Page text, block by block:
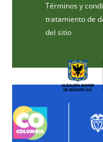
Términos y
tratamiento de
del sitio